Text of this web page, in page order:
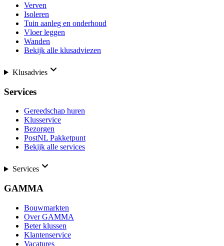
Verven
Isoleren
Tuin aanleg en onderhoud
Vloer leggen
Wanden
Bekijk alle klusadviezen
Klusadvies
Services
Gereedschap huren
Klusservice
Bezorgen
PostNL Pakketpunt
Bekijk alle services
Services
GAMMA
Bouwmarkten
Over GAMMA
Beter klussen
Klantenservice
Vacatures